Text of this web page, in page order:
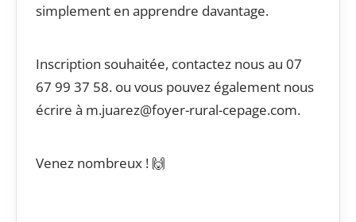
simplement en apprendre davantage.
Inscription souhaitée, contactez nous au 07
67 99 37 58. ou vous pouvez également nous
écrire à m.juarez@foyer-rural-cepage.com.
Venez nombreux ! 🙌